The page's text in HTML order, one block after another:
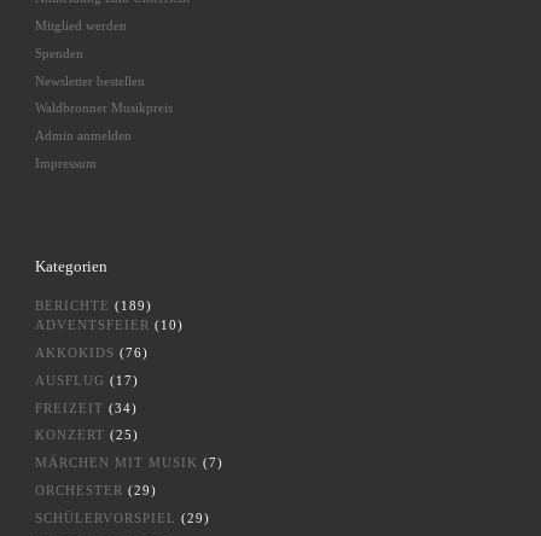
Mitglied werden
Spenden
Newsletter bestellen
Waldbronner Musikpreis
Admin anmelden
Impressum
Kategorien
BERICHTE (189)
ADVENTSFEIER (10)
AKKOKIDS (76)
AUSFLUG (17)
FREIZEIT (34)
KONZERT (25)
MÄRCHEN MIT MUSIK (7)
ORCHESTER (29)
SCHÜLERVORSPIEL (29)